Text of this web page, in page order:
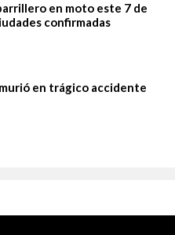
en moto este 7 de
confirmadas
en trágico accidente